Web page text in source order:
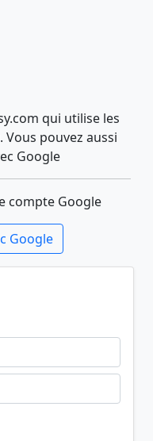
qui utilise les
pouvez aussi
Google
compte Google
Google